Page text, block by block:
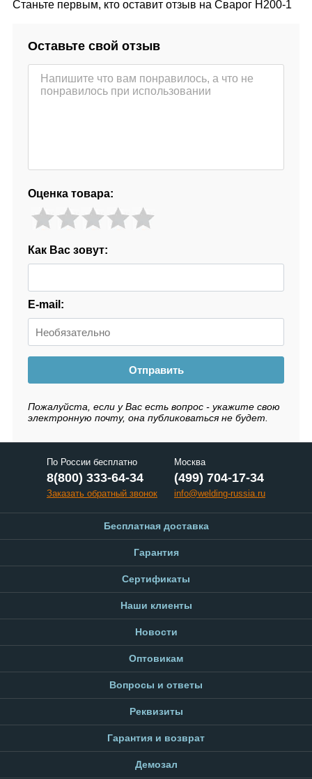
Станьте первым, кто оставит отзыв на Сварог H200-1
Оставьте свой отзыв
Оценка товара:
Как Вас зовут:
E-mail:
Отправить
Пожалуйста, если у Вас есть вопрос - укажите свою
электронную почту, она публиковаться не будет.
По России бесплатно
8(800) 333-64-34
Заказать обратный звонок
Москва
(499) 704-17-34
info@welding-russia.ru
Бесплатная доставка
Гарантия
Сертификаты
Наши клиенты
Новости
Оптовикам
Вопросы и ответы
Реквизиты
Гарантия и возврат
Демозал